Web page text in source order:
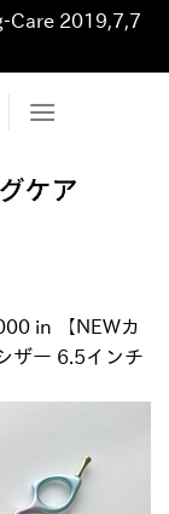
Care 2019,7,7
in
【NEWカ
ザー 6.5インチ